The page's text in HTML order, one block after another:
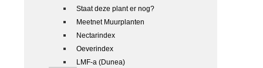
Staat deze plant er nog?
Meetnet Muurplanten
Nectarindex
Oeverindex
LMF-a (Dunea)